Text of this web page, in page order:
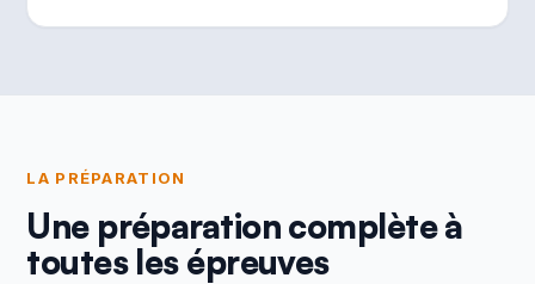
LA PRÉPARATION
Une préparation complète à
toutes les épreuves